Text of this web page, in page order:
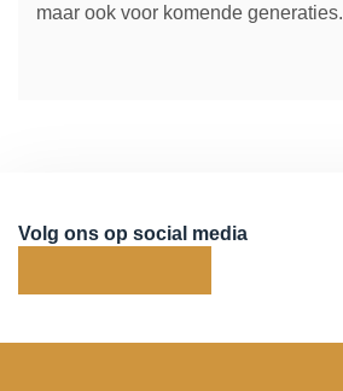
maar ook voor komende generaties.
Volg ons op social media